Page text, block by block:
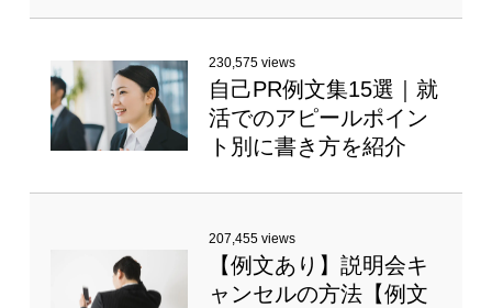
230,575 views
自己PR例文集15選｜就
活でのアピールポイン
ト別に書き方を紹介
207,455 views
【例文あり】説明会キ
ャンセルの方法【例文